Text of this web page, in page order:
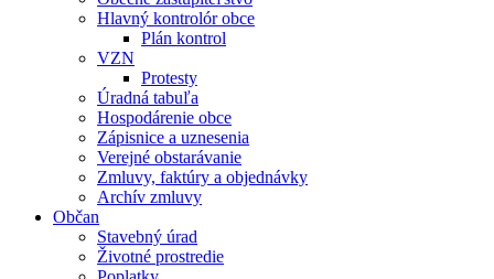
Hlavný kontrolór obce
Plán kontrol
VZN
Protesty
Úradná tabuľa
Hospodárenie obce
Zápisnice a uznesenia
Verejné obstarávanie
Zmluvy, faktúry a objednávky
Archív zmluvy
Občan
Stavebný úrad
Životné prostredie